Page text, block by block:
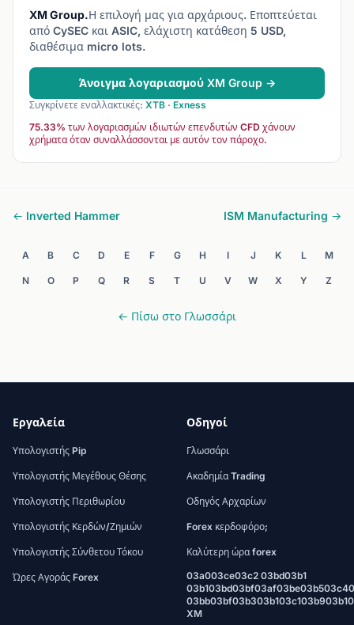
XM Group.Η επιλογή μας για αρχάριους. Εποπτεύεται
από CySEC και ASIC, ελάχιστη κατάθεση 5 USD,
διαθέσιμα micro lots.
Άνοιγμα λογαριασμού XM Group →
Συγκρίνετε εναλλακτικές: XTB · Exness
75.33% των λογαριασμών ιδιωτών επενδυτών CFD χάνουν
χρήματα όταν συναλλάσσονται με αυτόν τον πάροχο.
← Inverted Hammer ISM Manufacturing →
A B C D E F G H I J K L M
N O P Q R S T U V W X Y Z
← Πίσω στο Γλωσσάρι
Εργαλεία
Υπολογιστής Pip
Υπολογιστής Μεγέθους Θέσης
Υπολογιστής Περιθωρίου
Υπολογιστής Κερδών/Ζημιών
Υπολογιστής Σύνθετου Τόκου
Ώρες Αγοράς Forex
Οδηγοί
Γλωσσάρι
Ακαδημία Trading
Οδηγός Αρχαρίων
Forex κερδοφόρο;
Καλύτερη ώρα forex
03a003ce03c2 03bd03b1
XM